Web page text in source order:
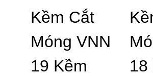
Kềm Cắt
Móng VNN
19 Kềm
18